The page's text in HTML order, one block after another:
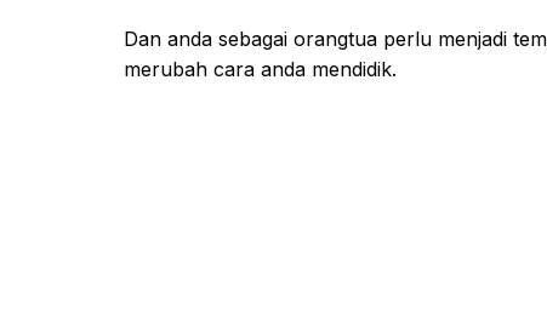
Dan anda sebagai orangtua perlu menjadi
merubah cara anda mendidik.